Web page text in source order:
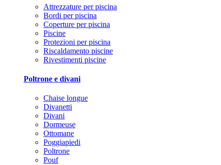
Attrezzature per piscina
Bordi per piscina
Coperture per piscina
Piscine
Protezioni per piscina
Riscaldamento piscine
Rivestimenti piscine
Poltrone e divani
Chaise longue
Divanetti
Divani
Dormeuse
Ottomane
Poggiapiedi
Poltrone
Pouf